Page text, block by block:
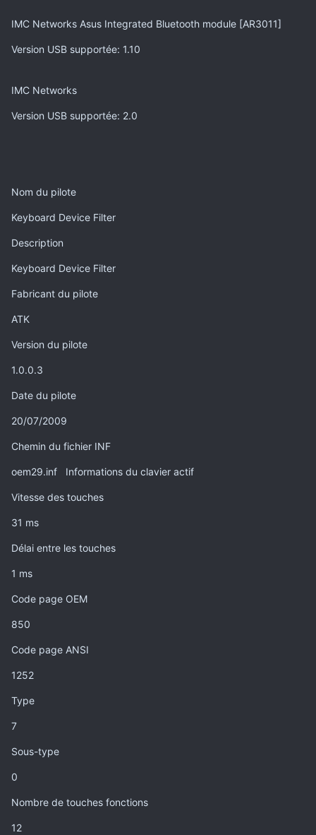
IMC Networks Asus Integrated Bluetooth module [AR3011]
Version USB supportée: 1.10
IMC Networks
Version USB supportée: 2.0
Nom du pilote
Keyboard Device Filter
Description
Keyboard Device Filter
Fabricant du pilote
ATK
Version du pilote
1.0.0.3
Date du pilote
20/07/2009
Chemin du fichier INF
oem29.inf Informations du clavier actif
Vitesse des touches
31 ms
Délai entre les touches
1 ms
Code page OEM
850
Code page ANSI
1252
Type
7
Sous-type
0
Nombre de touches fonctions
12